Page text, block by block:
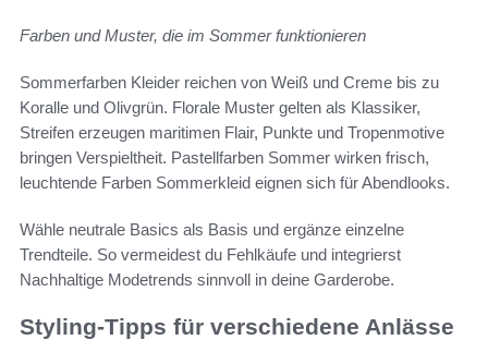
Farben und Muster, die im Sommer funktionieren
Sommerfarben Kleider reichen von Weiß und Creme bis zu
Koralle und Olivgrün. Florale Muster gelten als Klassiker,
Streifen erzeugen maritimen Flair, Punkte und Tropenmotive
bringen Verspieltheit. Pastellfarben Sommer wirken frisch,
leuchtende Farben Sommerkleid eignen sich für Abendlooks.
Wähle neutrale Basics als Basis und ergänze einzelne
Trendteile. So vermeidest du Fehlkäufe und integrierst
Nachhaltige Modetrends sinnvoll in deine Garderobe.
Styling-Tipps für verschiedene Anlässe